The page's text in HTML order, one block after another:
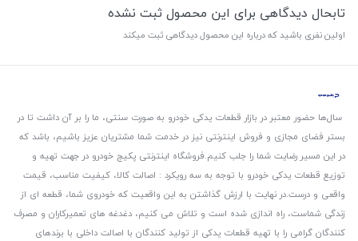
تابحال دیدگاهی برای این محصول ثبت نشده
اولین نفری باشید که درباره این محصول دیدگاهی ثبت میکند
سال‌ها حضور معتبر در بازار قطعات یدکی خودرو به صورت سنتی، ما را بر آن داشت تا در
بستر فضای مجازی و فروش اینترنتی نیز در خدمت شما مشتریان عزیز باشیم، باشد که
در این مسیر رضایت شما را جلب کنیم.فروشگاه اینترنتی پکیج خودرو در جهت تهیه و
توزیع قطعات یدکی خودرو با توجه به سه رویکرد : اصالت کالا، کیفیت مناسب، قیمت
واقعی و درست.در نهایت با ارزش گذاشتن به این واقعیت که خودروی شما، قطعه ای از
زندگی شماست، راه اندازی شده است و تلاش می کنیم، دغدغه های تعمیرکاران و مصرف
کنندگان گرامی را با تهیه قطعات یدکی از تولید کنندگان با اصالت داخلی با برندهای